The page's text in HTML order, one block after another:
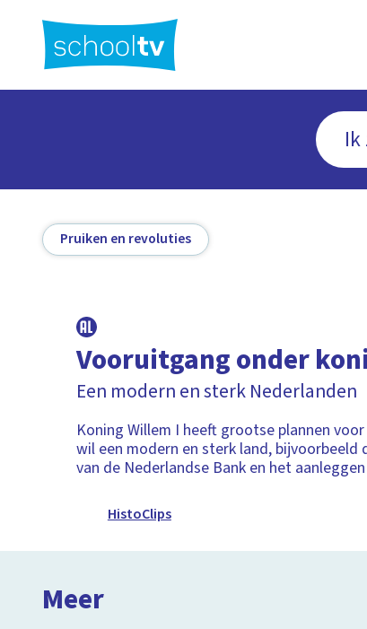
hoofdinhoud
Pruiken en revoluties
Vooruitgang onder
Een modern en sterk Nederlanden
Koning Willem I heeft grootse plannen
wil een modern en sterk land, bijvoorbeeld
van de Nederlandse Bank en het
HistoClips
Meer